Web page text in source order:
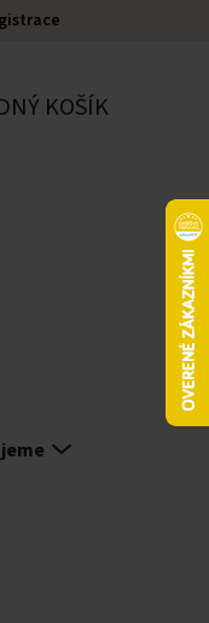
KOŠÍK